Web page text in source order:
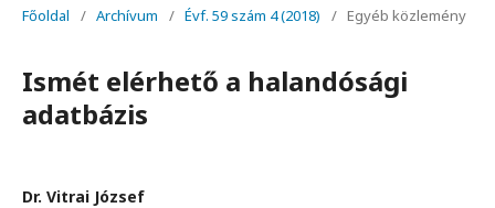
Főoldal / Archívum / Évf. 59 szám 4 (2018) / Egyéb közlemény
Ismét elérhető a halandósági
adatbázis
Dr. Vitrai József